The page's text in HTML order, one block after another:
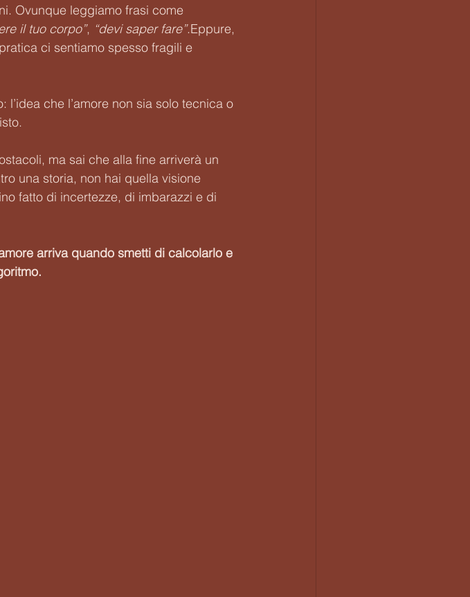
Ovunque leggiamo frasi come
il tuo corpo”, “devi saper fare”.Eppure,
ci sentiamo spesso fragili e
che l’amore non sia solo tecnica o
ma sai che alla fine arriverà un
una storia, non hai quella visione
fatto di incertezze, di imbarazzi e di
arriva quando smetti di calcolarlo e